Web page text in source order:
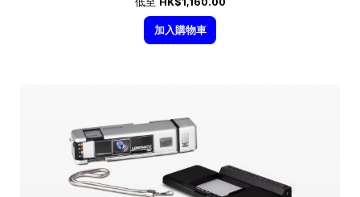
加入購物車